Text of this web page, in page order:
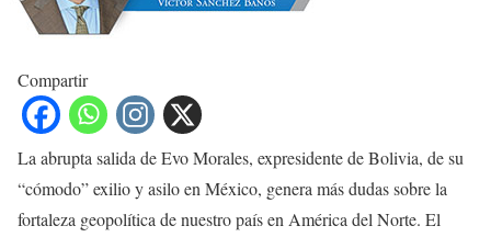
Compartir
La abrupta salida de Evo Morales, expresidente de Bolivia, de su
“cómodo” exilio y asilo en México, genera más dudas sobre la
fortaleza geopolítica de nuestro país en América del Norte. El